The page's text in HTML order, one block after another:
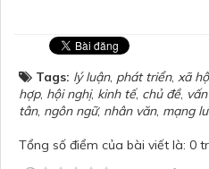
Tags: lý luận, phát triển, xã
hợp, hội nghị, kinh tế, chủ đề,
tân, ngôn ngữ, nhân văn, mạng
Tổng số điểm của bài viết là: 0